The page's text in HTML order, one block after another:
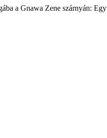
a Gnawa Zene szárnyán: